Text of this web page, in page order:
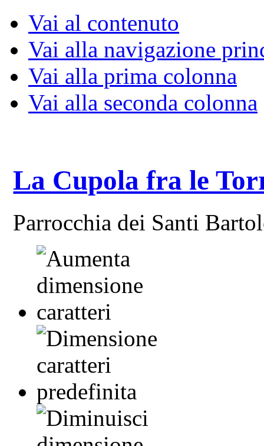
Vai al contenuto
Vai alla navigazione
Vai alla prima colonna
Vai alla seconda colonna
La Cupola fra le
Parrocchia dei Santi